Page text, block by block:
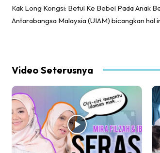
Kak Long Kongsi: Betul Ke Bebel Pada Anak
Antarabangsa Malaysia (UIAM) bicangkan hal
Video Seterusnya